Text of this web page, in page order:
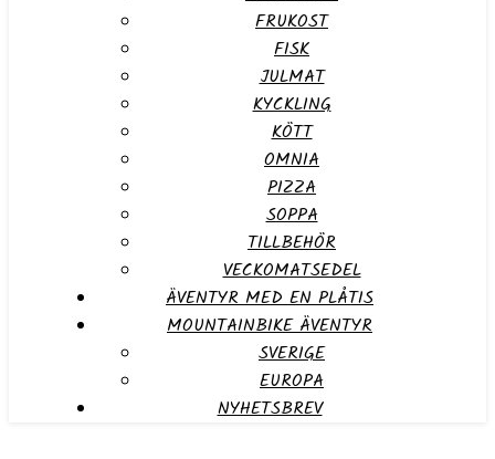
FRUKOST
FISK
JULMAT
KYCKLING
KÖTT
OMNIA
PIZZA
SOPPA
TILLBEHÖR
VECKOMATSEDEL
ÄVENTYR MED EN PLÅTIS
MOUNTAINBIKE ÄVENTYR
SVERIGE
EUROPA
NYHETSBREV